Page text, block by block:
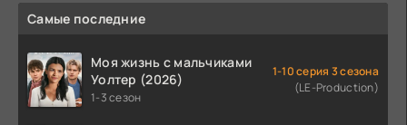
Самые последние
Моя жизнь с мальчиками
Уолтер (2026)
1-3 сезон
1-10 серия 3 сезона
(LE-Production)